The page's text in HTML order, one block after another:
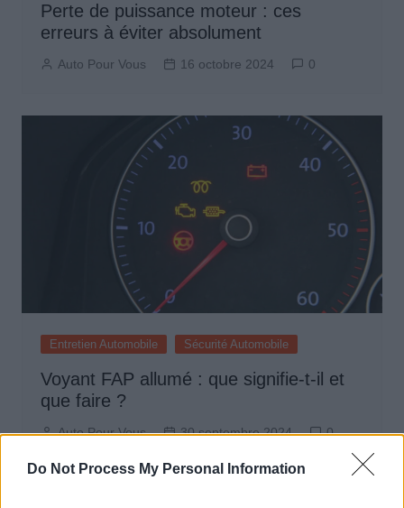
Do Not Process My Personal Information
Perte de puissance moteur : ces
erreurs à éviter absolument
Auto Pour Vous 16 octobre 2024 0
Entretien Automobile Sécurité Automobile
Voyant FAP allumé : que signifie-t-il et
que faire ?
Auto Pour Vous 30 septembre 2024 0